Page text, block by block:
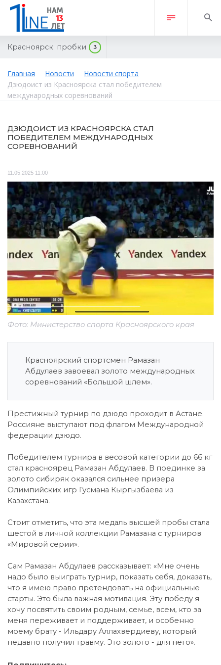
Красноярск: пробки 3
Главная Новости
Новости спорта
Дзюдоист из Красноярска стал победителем
международных соревнований
ДЗЮДОИСТ ИЗ КРАСНОЯРСКА СТАЛ
ПОБЕДИТЕЛЕМ МЕЖДУНАРОДНЫХ
СОРЕВНОВАНИЙ
11.05.2025 11:00
Фото: Министерство спорта Красноярского края
Красноярский спортсмен Рамазан
Абдулаев завоевал золото международных
соревнований «Большой шлем».
Престижный турнир по дзюдо проходит в Астане.
Россияне выступают под флагом Международной
федерации дзюдо.
Победителем турнира в весовой категории до 66 кг
стал красноярец Рамазан Абдулаев. В поединке за
золото сибиряк оказался сильнее призера
Олимпийских игр Гусмана Кыргызбаева из
Казахстана.
Стоит отметить, что эта медаль высшей пробы стала
шестой в личной коллекции Рамазана с турниров
«Мировой серии».
Сам Рамазан Абдулаев рассказывает: «Мне очень
надо было выиграть турнир, показать себя, доказать,
что я имею право претендовать на официальные
старты. Это была важная мотивация. Эту победу я
хочу посвятить своим родным, семье, всем, кто за
меня переживает и поддерживает, и особенно
моему брату - Ильдару Аллахвердиеву, который
недавно получил травму. Это золото - для него».